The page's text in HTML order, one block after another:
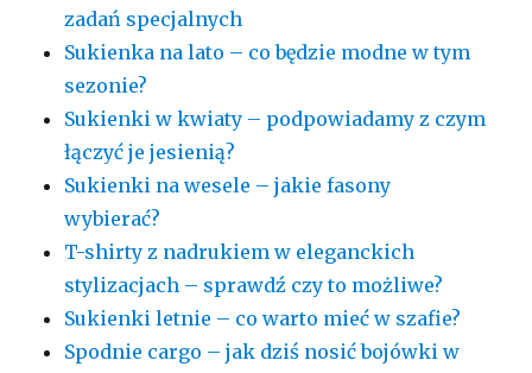
zadań specjalnych
Sukienka na lato – co będzie modne w tym
sezonie?
Sukienki w kwiaty – podpowiadamy z czym
łączyć je jesienią?
Sukienki na wesele – jakie fasony
wybierać?
T-shirty z nadrukiem w eleganckich
stylizacjach – sprawdź czy to możliwe?
Sukienki letnie – co warto mieć w szafie?
Spodnie cargo – jak dziś nosić bojówki w